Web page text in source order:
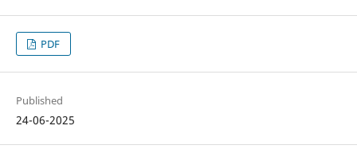
PDF
Published
24-06-2025